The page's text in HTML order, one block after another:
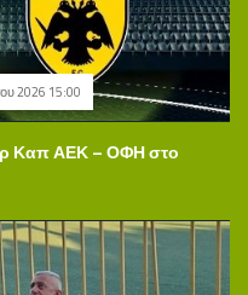
2026 15:00
Καπ ΑΕΚ – ΟΦΗ στο